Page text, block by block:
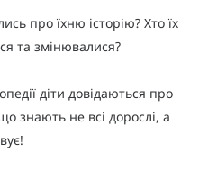
про їхню історію? Хто їх
та змінювалися?
діти довідаються про
знають не всі дорослі, а